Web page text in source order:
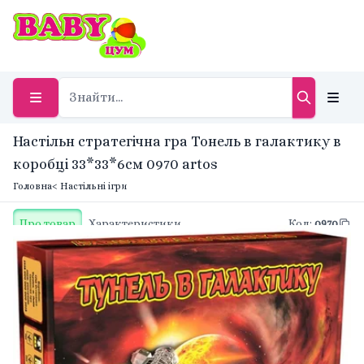
Настільн стратегічна гра Тонель в галактику в
коробці 33*33*6см 0970 artos
Головна< Настільні ігри
Про товар Характеристики Код: 0970